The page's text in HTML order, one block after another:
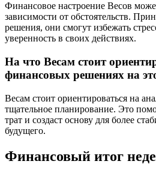
Финансовое настроение Весов
зависимости от обстоятельств.
решения, они смогут избежать
уверенность в своих действиях.
На что Весам стоит
финансовых решениях на
Весам стоит ориентироваться на
тщательное планирование. Это
трат и создаст основу для более
будущего.
Финансовый итог